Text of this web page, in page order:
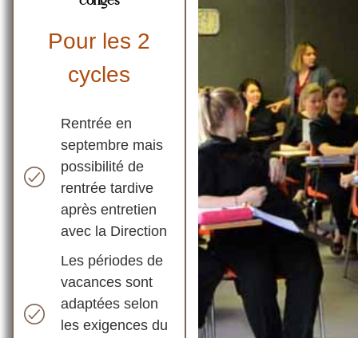
Pour les 2
cycles
Rentrée en
septembre mais
possibilité de
rentrée tardive
après entretien
avec la Direction
Les périodes de
vacances sont
adaptées selon
les exigences du